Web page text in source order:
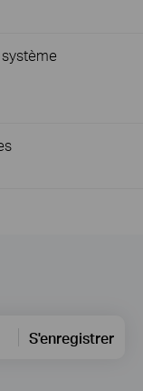
S'enregistrer